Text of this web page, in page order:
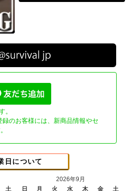
。
のお客様には、新商品情報やセ
日について
土
2026年9月
日
月 火 水 木 金
土